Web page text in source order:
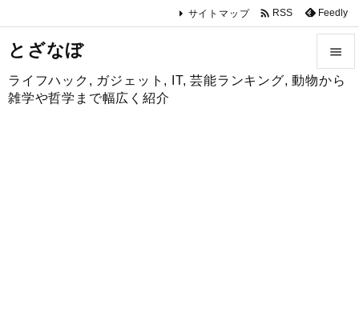
とざなぼ
ライフハック, ガジェット, IT, 芸能ランキング, 動物から
雑学や哲学まで幅広く紹介


サイトマップ  RSS Feedly